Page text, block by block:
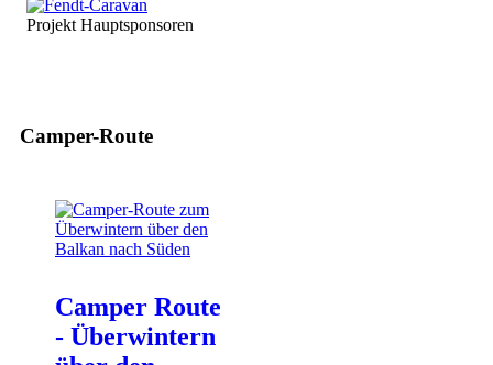
Projekt Hauptsponsoren
Camper-Route
Camper Route
- Überwintern